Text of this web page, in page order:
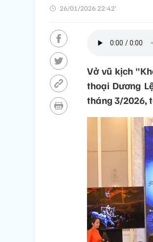
26/01/2026 22:42’
Vở vũ kịch
thoại Dương
tháng 3/2026,